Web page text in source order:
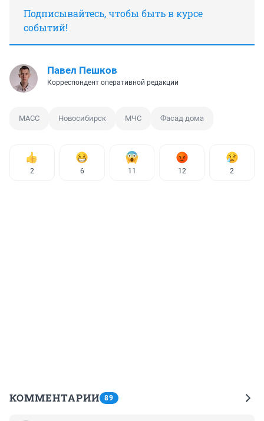
Подписывайтесь, чтобы быть в курсе
событий!
Павел Пешков
Корреспондент оперативной редакции
МАСС Новосибирск МЧС Фасад дома
2 6 11 12 2
КОММЕНТАРИИ 89